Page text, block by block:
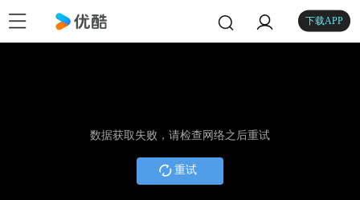
下载APP
数据获取失败，请检查网络之后重试
重试